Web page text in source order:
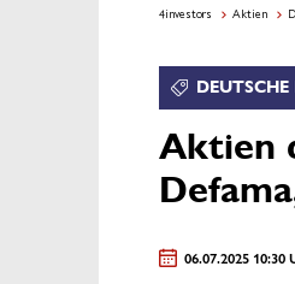
4investors Aktien
Aktien
06.07.2025 10:30